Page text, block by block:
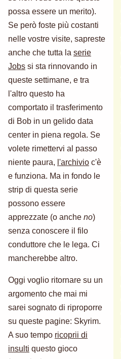
possa essere un merito).
Se però foste più costanti
nelle vostre visite, sapreste
anche che tutta la serie
Jobs si sta rinnovando in
queste settimane, e tra
l'altro questo ha
comportato il trasferimento
di Bob in un gelido data
center in piena regola. Se
volete rimettervi al passo
niente paura, l'archivio c'è
e funziona. Ma in fondo le
strip di questa serie
possono essere
apprezzate (o anche no)
senza conoscere il filo
conduttore che le lega. Ci
mancherebbe altro.
Oggi voglio ritornare su un
argomento che mai mi
sarei sognato di riproporre
su queste pagine: Skyrim.
A suo tempo ricoprii di
insulti questo gioco